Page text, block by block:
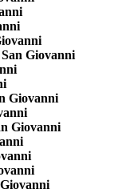
San Giovanni
Giovanni
Giovanni